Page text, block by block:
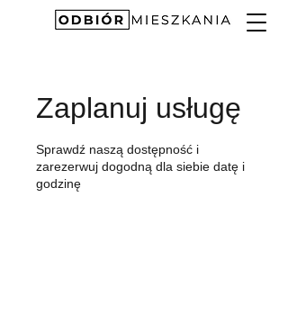
Zaplanuj usługę
Sprawdź naszą dostępność i
zarezerwuj dogodną dla siebie datę i
godzinę